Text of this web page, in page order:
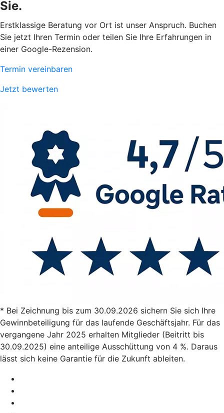
Sie.
Erstklassige Beratung vor Ort ist unser Anspruch. Buchen
Sie jetzt Ihren Termin oder teilen Sie Ihre Erfahrungen in
einer Google-Rezension.
Termin vereinbaren
Jetzt bewerten
* Bei Zeichnung bis zum 30.09.2026 sichern Sie sich Ihre
Gewinnbeteiligung für das laufende Geschäftsjahr. Für das
vergangene Jahr 2025 erhalten Mitglieder (Beitritt bis
30.09.2025) eine anteilige Ausschüttung von 4 %. Daraus
lässt sich keine Garantie für die Zukunft ableiten.